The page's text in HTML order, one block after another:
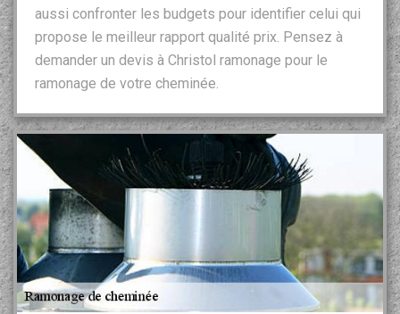
aussi confronter les budgets pour identifier celui qui
propose le meilleur rapport qualité prix. Pensez à
demander un devis à Christol ramonage pour le
ramonage de votre cheminée.